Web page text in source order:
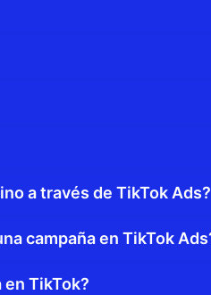
a través de TikTok Ads?
campaña en TikTok
TikTok?